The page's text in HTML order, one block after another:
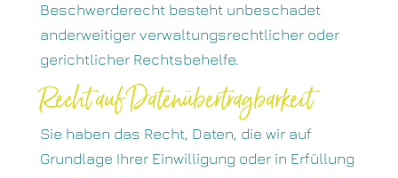
Beschwerderecht besteht unbeschadet
anderweitiger verwaltungsrechtlicher oder
gerichtlicher Rechtsbehelfe.
Recht auf Daten­übertrag­barkeit
Sie haben das Recht, Daten, die wir auf
Grundlage Ihrer Einwilligung oder in Erfüllung